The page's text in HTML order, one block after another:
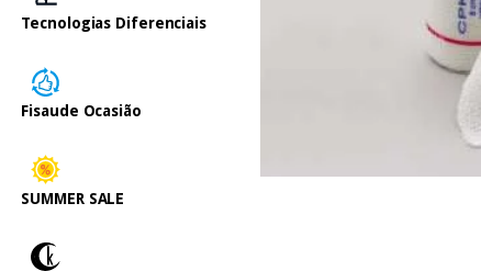
Tecnologias Diferenciais
Fisaude Ocasião
SUMMER SALE